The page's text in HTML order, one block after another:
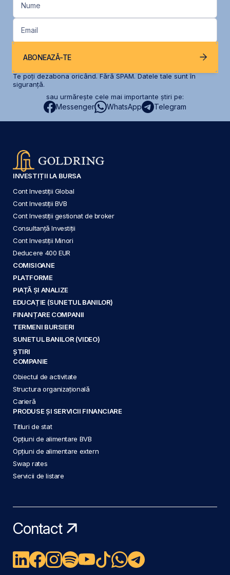
Nume
Email
ABONEAZĂ-TE
Te poți dezabona oricând. Fără SPAM. Datele tale sunt în
siguranță.
sau urmărește cele mai importante știri pe:
Messenger WhatsApp Telegram
INVESTIȚII LA BURSA
Cont Investiții Global
Cont Investiții BVB
Cont Investiții gestionat de broker
Consultanță Investiții
Cont Investiții Minori
Deducere 400 EUR
COMISIOANE
PLATFORME
PIAȚĂ ȘI ANALIZE
EDUCAȚIE (SUNETUL BANILOR)
FINANȚARE COMPANII
TERMENI BURSIERI
SUNETUL BANILOR (VIDEO)
ȘTIRI
COMPANIE
Obiectul de activitate
Structura organizațională
Carieră
PRODUSE ȘI SERVICII FINANCIARE
Titluri de stat
Opțiuni de alimentare BVB
Opțiuni de alimentare extern
Swap rates
Servicii de listare
Contact